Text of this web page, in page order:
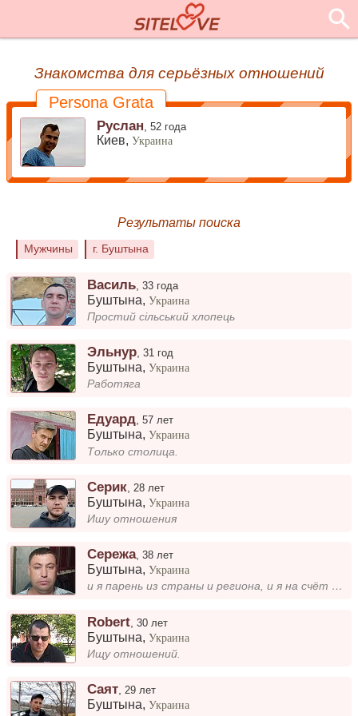
Знакомства для серьёзных отношений
Persona Grata
Руслан ,52 года
Киев,Украина
Результаты поиска
Мужчины г. Буштына
Василь ,33 года
Буштына,Украина
Простий сільський хлопець
Эльнур ,31 год
Буштына,Украина
Работяга
Едуард,57 лет
Буштына,Украина
Только столица.
Серик 28 лет
Буштына,Украина
Ишу отношения
Сережа,38 лет
Буштына,Украина
и я парень из страны и региона, и я на счёт общения и серьезных отношений и создание семьи и ребенка...
Robert ,30 лет
Буштына,Украина
Ищу отношений.
Саят 29 лет
Буштына,Украина